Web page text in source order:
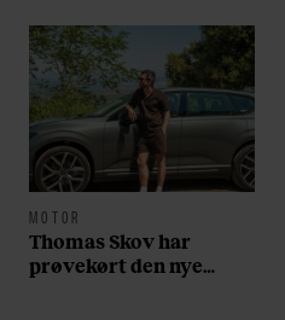
MOTOR
Thomas Skov har
prøvekørt den nye